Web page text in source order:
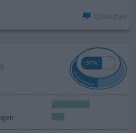
0 reacties